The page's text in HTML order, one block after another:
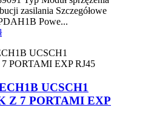
zasilania Szczegółowe
Powe...
UCSCH1
Z 7 PORTAMI EXP